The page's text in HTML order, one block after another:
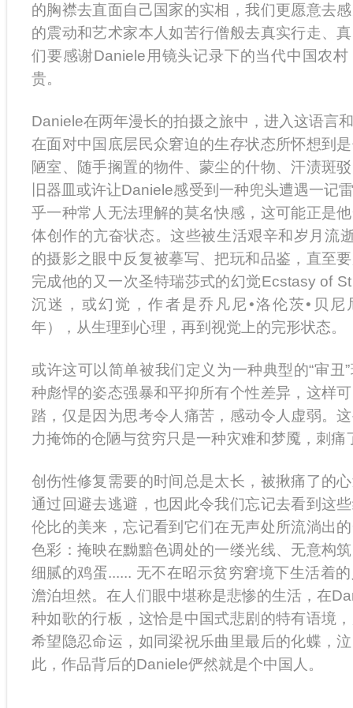
的胸襟去直面自己国家的实相，我们更愿意去
的震动和艺术家本人如苦行僧般去真实行走、
们要感谢Daniele用镜头记录下的当代中国农
贵。
Daniele在两年漫长的拍摄之旅中，进入这语言
在面对中国底层民众窘迫的生存状态所怀想到
陋室、随手搁置的物件、蒙尘的什物、汗渍斑
旧器皿或许让Daniele感受到一种兜头遭遇一记
乎一种常人无法理解的莫名快感，这可能正是
体创作的亢奋状态。这些被生活艰辛和岁月流
的摄影之眼中反复被摹写、把玩和品鉴，直至
完成他的又一次圣特瑞莎式的幻觉Ecstasy of
沉迷，或幻觉，作者是乔凡尼•洛伦茨•贝尼
年），从生理到心理，再到视觉上的完形状态。
或许这可以简单被我们定义为一种典型的“审丑
种彪悍的姿态强暴和平抑所有个性差异，这样
踏，仅是因为思考令人痛苦，感动令人虚弱。
力掩饰的仓陋与贫穷只是一种灾难和梦魇，刺痛
创伤性修复需要的时间总是太长，被揪痛了的
通过回避去逃避，也因此令我们忘记去看到这
伦比的美来，忘记看到它们在无声处所流淌出
色彩：掩映在黝黯色调处的一缕光线、无意构
细腻的鸡蛋...... 无不在昭示贫穷窘境下生活着
澹泊坦然。在人们眼中堪称是悲惨的生活，在
种如歌的行板，这恰是中国式悲剧的特有语境
希望隐忍命运，如同梁祝乐曲里最后的化蝶，
此，作品背后的Daniele俨然就是个中国人。